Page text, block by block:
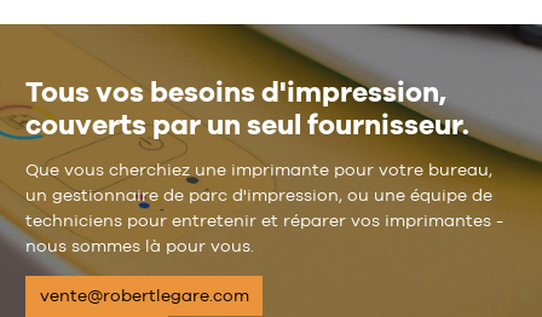
Tous vos besoins d'impression,
couverts par un seul fournisseur.
Que vous cherchiez une imprimante pour votre bureau,
un gestionnaire de parc d'impression, ou une équipe de
techniciens pour entretenir et réparer vos imprimantes -
nous sommes là pour vous.
vente@robertlegare.com